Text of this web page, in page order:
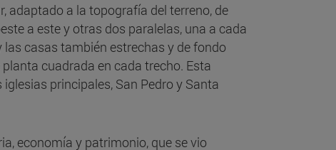
adaptado a la topografía del terreno, de
a este y otras dos paralelas, una a cada
casas también estrechas y de fondo
cuadrada en cada trecho. Esta
principales, San Pedro y Santa
economía y patrimonio, que se vio